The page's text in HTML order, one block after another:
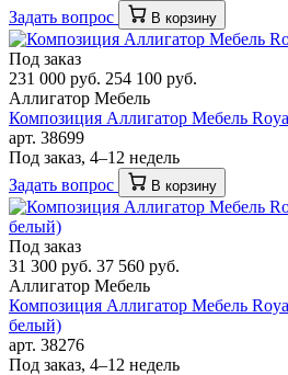
Задать вопрос
В корзину
Под заказ
231 000 руб. 254 100 руб.
Аллигатор Мебель
Композиция Аллигатор Мебель
арт. 38699
Под заказ, 4–12 недель
Задать вопрос
В корзину
Под заказ
31 300 руб. 37 560 руб.
Аллигатор Мебель
Композиция Аллигатор Мебель
белый)
арт. 38276
Под заказ, 4–12 недель